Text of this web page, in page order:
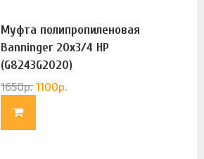
Муфта полипропиленовая
Banninger 20х3/4 НР
(G8243G2020)
1650р. 1100р.